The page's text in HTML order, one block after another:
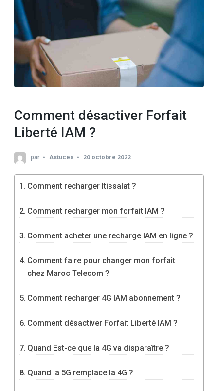
Comment désactiver Forfait
Liberté IAM ?
par Astuces 20 octobre 2022
Comment recharger Itissalat ?
Comment recharger mon forfait IAM ?
Comment acheter une recharge IAM en ligne ?
Comment faire pour changer mon forfait
chez Maroc Telecom ?
Comment recharger 4G IAM abonnement ?
Comment désactiver Forfait Liberté IAM ?
Quand Est-ce que la 4G va disparaître ?
Quand la 5G remplace la 4G ?